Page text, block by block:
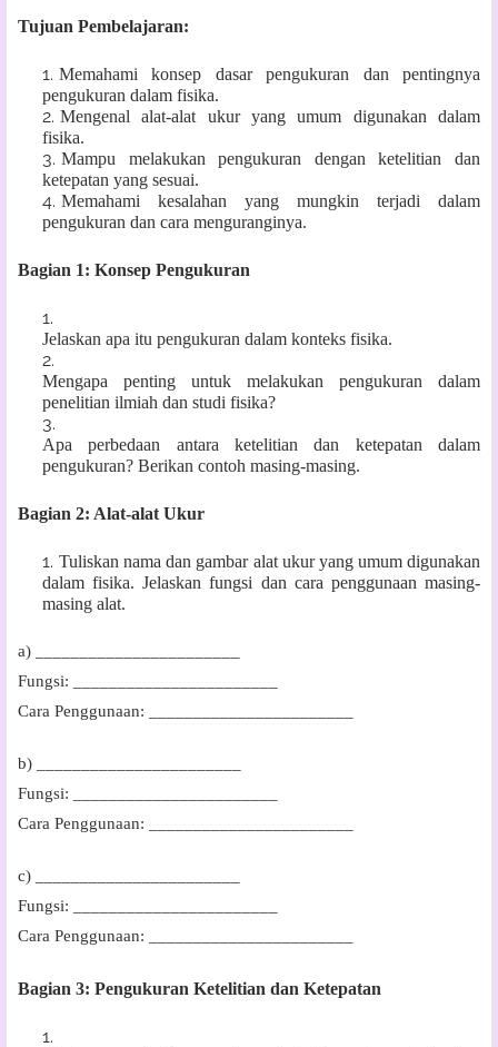
Tujuan Pembelajaran:
Memahami konsep dasar pengukuran dan pentingnya
pengukuran dalam fisika.
Mengenal alat-alat ukur yang umum digunakan dalam
fisika.
Mampu melakukan pengukuran dengan ketelitian dan
ketepatan yang sesuai.
Memahami kesalahan yang mungkin terjadi dalam
pengukuran dan cara menguranginya.
Bagian 1: Konsep Pengukuran
Jelaskan apa itu pengukuran dalam konteks fisika.
Mengapa penting untuk melakukan pengukuran dalam
penelitian ilmiah dan studi fisika?
Apa perbedaan antara ketelitian dan ketepatan dalam
pengukuran? Berikan contoh masing-masing.
Bagian 2: Alat-alat Ukur
Tuliskan nama dan gambar alat ukur yang umum digunakan
dalam fisika. Jelaskan fungsi dan cara penggunaan masing-
masing alat.
a) _______________________
Fungsi: _______________________
Cara Penggunaan: _______________________
b) _______________________
Fungsi: _______________________
Cara Penggunaan: _______________________
c) _______________________
Fungsi: _______________________
Cara Penggunaan: _______________________
Bagian 3: Pengukuran Ketelitian dan Ketepatan